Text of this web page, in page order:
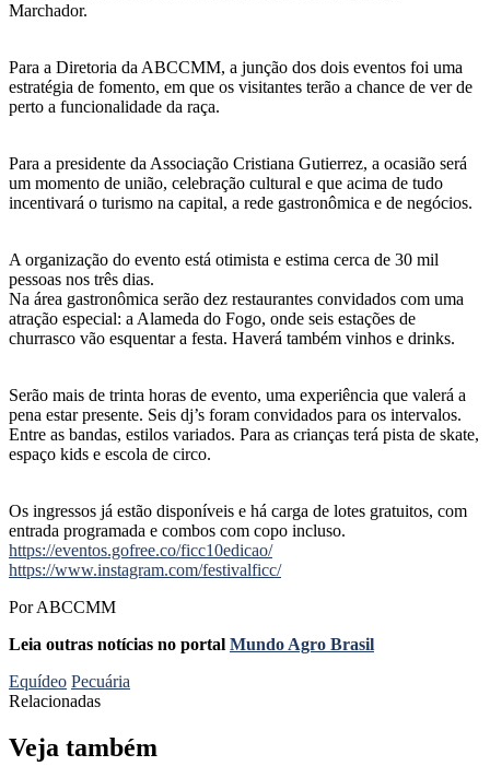
Marchador.
Para a Diretoria da ABCCMM, a junção dos dois eventos foi uma
estratégia de fomento, em que os visitantes terão a chance de ver de
perto a funcionalidade da raça.
Para a presidente da Associação Cristiana Gutierrez, a ocasião será
um momento de união, celebração cultural e que acima de tudo
incentivará o turismo na capital, a rede gastronômica e de negócios.
A organização do evento está otimista e estima cerca de 30 mil
pessoas nos três dias.
Na área gastronômica serão dez restaurantes convidados com uma
atração especial: a Alameda do Fogo, onde seis estações de
churrasco vão esquentar a festa. Haverá também vinhos e drinks.
Serão mais de trinta horas de evento, uma experiência que valerá a
pena estar presente. Seis dj’s foram convidados para os intervalos.
Entre as bandas, estilos variados. Para as crianças terá pista de skate,
espaço kids e escola de circo.
Os ingressos já estão disponíveis e há carga de lotes gratuitos, com
entrada programada e combos com copo incluso.
https://eventos.gofree.co/ficc10edicao/
https://www.instagram.com/festivalficc/
Por ABCCMM
Leia outras notícias no portal Mundo Agro Brasil
Equídeo Pecuária
Relacionadas
Veja também